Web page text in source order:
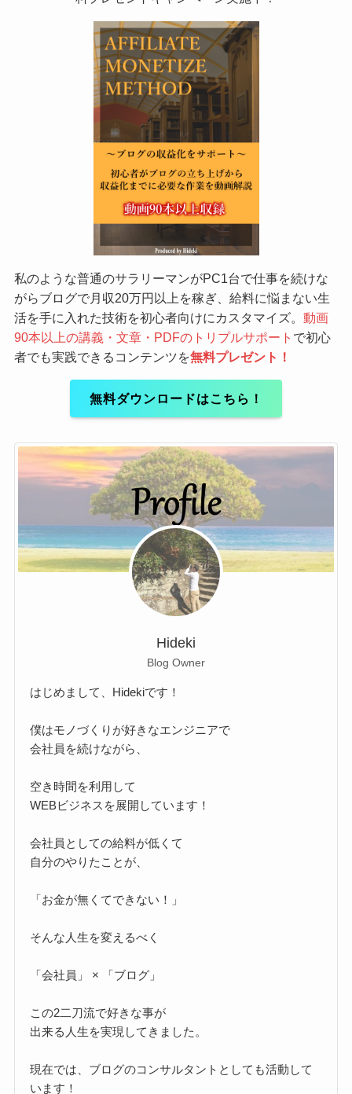
私のような普通のサラリーマンがPC1台で仕事を続けな
がらブログで月収20万円以上を稼ぎ、給料に悩まない生
活を手に入れた技術を初心者向けにカスタマイズ。 動画
90本以上の講義・文章・PDFのトリプルサポート で初心
者でも実践できるコンテンツを無料プレゼント！
無料ダウンロードはこちら！
Hideki
Blog Owner
はじめまして、Hidekiです！
僕はモノづくりが好きなエンジニアで
会社員を続けながら、
空き時間を利用して
WEBビジネスを展開しています！
会社員としての給料が低くて
自分のやりたことが、
「お金が無くてできない！」
そんな人生を変えるべく
「会社員」 × 「ブログ」
この2二刀流で好きな事が
出来る人生を実現してきました。
現在では、ブログのコンサルタントとしても活動して
います！